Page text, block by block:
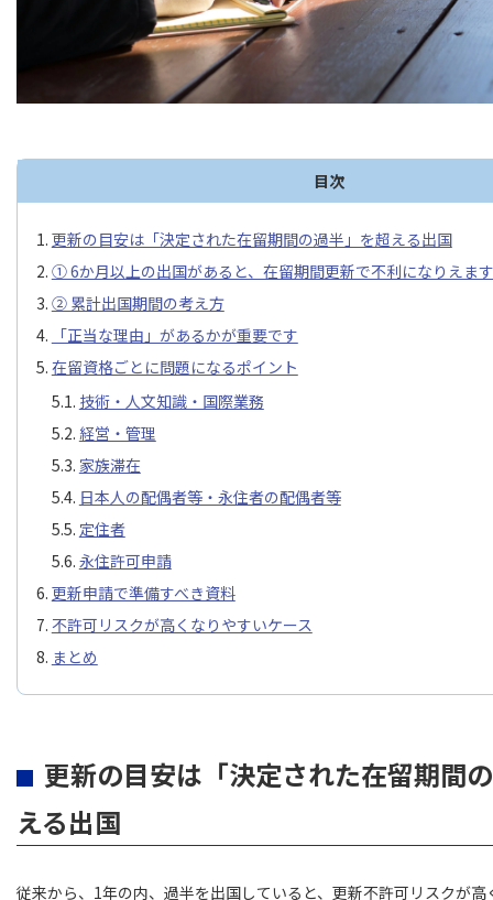
目次
更新の目安は「決定された在留期間の過半」を超える出国
① 6か月以上の出国があると、在留期間更新で不利になりえます
② 累計出国期間の考え方
「正当な理由」があるかが重要です
在留資格ごとに問題になるポイント
技術・人文知識・国際業務
経営・管理
家族滞在
日本人の配偶者等・永住者の配偶者等
定住者
永住許可申請
更新申請で準備すべき資料
不許可リスクが高くなりやすいケース
まとめ
更新の目安は「決定された在留期間
える出国
従来から、1年の内、過半を出国していると、更新不許可リスクが